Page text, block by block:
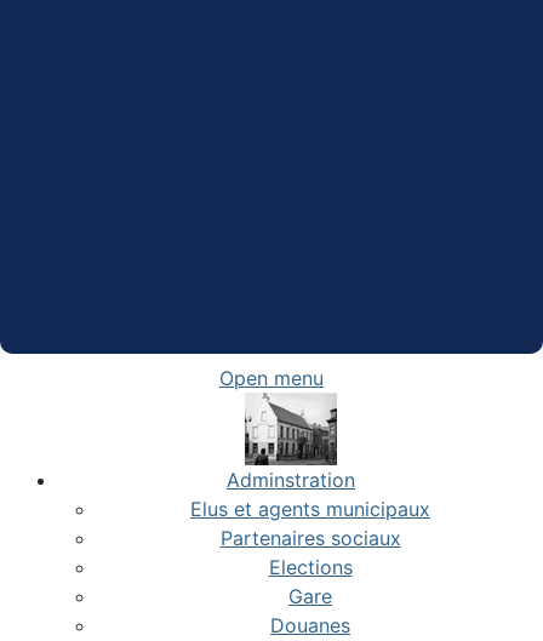
Open menu
Adminstration
Elus et agents municipaux
Partenaires sociaux
Elections
Gare
Douanes